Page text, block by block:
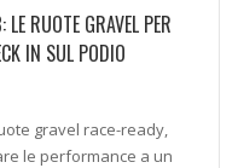
RUOTE GRAVEL PER
IN SUL PODIO
gravel race-ready,
le performance a un